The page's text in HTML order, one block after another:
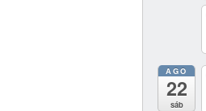
AGO
22
sáb